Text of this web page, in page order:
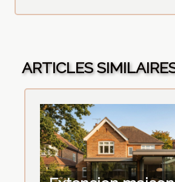
ARTICLES